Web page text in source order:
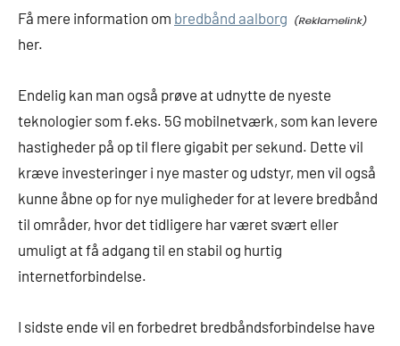
Få mere information om bredbånd aalborg
her.
Endelig kan man også prøve at udnytte de nyeste
teknologier som f.eks. 5G mobilnetværk, som kan levere
hastigheder på op til flere gigabit per sekund. Dette vil
kræve investeringer i nye master og udstyr, men vil også
kunne åbne op for nye muligheder for at levere bredbånd
til områder, hvor det tidligere har været svært eller
umuligt at få adgang til en stabil og hurtig
internetforbindelse.
I sidste ende vil en forbedret bredbåndsforbindelse have